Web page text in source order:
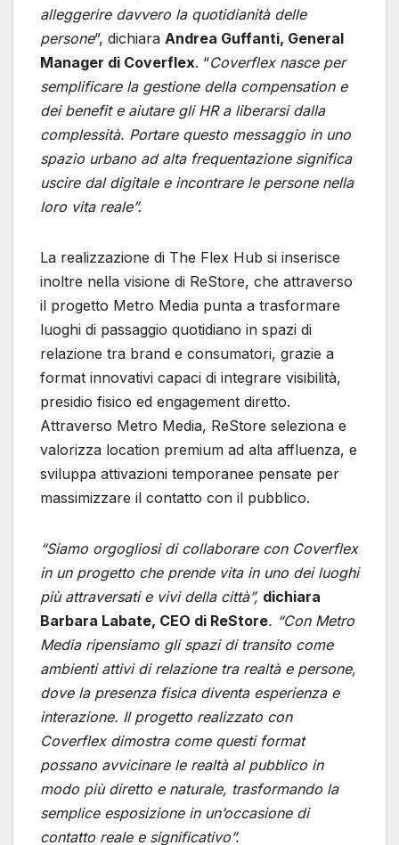
alleggerire davvero la quotidianità delle
persone”, dichiara Andrea Guffanti, General
Manager di Coverflex. “Coverflex nasce per
semplificare la gestione della compensation e
dei benefit e aiutare gli HR a liberarsi dalla
complessità. Portare questo messaggio in uno
spazio urbano ad alta frequentazione significa
uscire dal digitale e incontrare le persone nella
loro vita reale”.
La realizzazione di The Flex Hub si inserisce
inoltre nella visione di ReStore, che attraverso
il progetto Metro Media punta a trasformare
luoghi di passaggio quotidiano in spazi di
relazione tra brand e consumatori, grazie a
format innovativi capaci di integrare visibilità,
presidio fisico ed engagement diretto.
Attraverso Metro Media, ReStore seleziona e
valorizza location premium ad alta affluenza, e
sviluppa attivazioni temporanee pensate per
massimizzare il contatto con il pubblico.
“Siamo orgogliosi di collaborare con Coverflex
in un progetto che prende vita in uno dei luoghi
più attraversati e vivi della città”, dichiara
Barbara Labate, CEO di ReStore. “Con Metro
Media ripensiamo gli spazi di transito come
ambienti attivi di relazione tra realtà e persone,
dove la presenza fisica diventa esperienza e
interazione. Il progetto realizzato con
Coverflex dimostra come questi format
possano avvicinare le realtà al pubblico in
modo più diretto e naturale, trasformando la
semplice esposizione in un’occasione di
contatto reale e significativo”.